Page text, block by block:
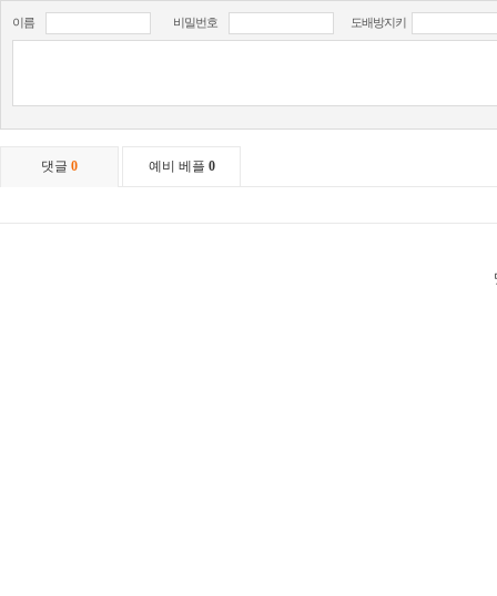
이름 비밀번호 도배방지키
댓글 0 예비 베플 0